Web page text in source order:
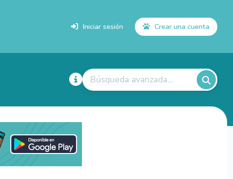
Iniciar sesión Crear una cuenta
Búsqueda avanzada...